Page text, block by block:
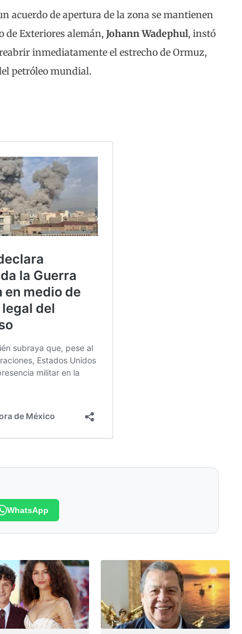
acuerdo de apertura de la zona se mantienen
de Exteriores alemán, Johann Wadephul, instó
inmediatamente el estrecho de Ormuz,
petróleo mundial.
WhatsApp